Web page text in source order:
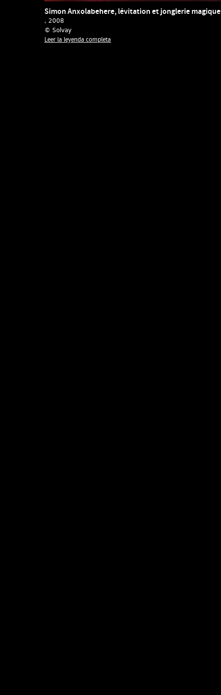
Simon Anxolabehere, lévitation et jonglerie
, 2008
© Solvay
Leer la leyenda completa